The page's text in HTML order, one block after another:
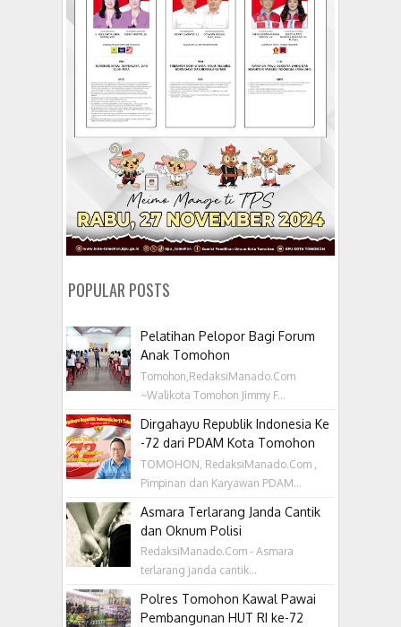
POPULAR POSTS
Pelatihan Pelopor Bagi Forum
Anak Tomohon
Tomohon,RedaksiManado.Com
~Walikota Tomohon Jimmy F...
Dirgahayu Republik Indonesia Ke
-72 dari PDAM Kota Tomohon
TOMOHON, RedaksiManado.Com ,
Pimpinan dan Karyawan PDAM...
Asmara Terlarang Janda Cantik
dan Oknum Polisi
RedaksiManado.Com - Asmara
terlarang janda cantik...
Polres Tomohon Kawal Pawai
Pembangunan HUT RI ke-72